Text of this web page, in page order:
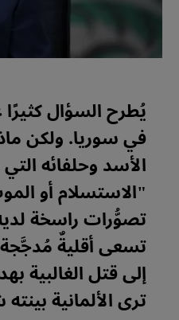
يُطرح السؤال كثيرًا
في سوريا. ولكن
الأسد وحلفائه
"الاستسلام أو
تصوُّرات راسخة
تسعى أقليةٌ
إلى قتل الغالبية
ترى الألمانية